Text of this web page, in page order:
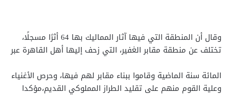
وقال أن المنطقة التي فيها آثار المماليك بها 64 أثرًا مسجلًا،
تختلف عن منطقة مقابر الغفير، التي زحف إليها أهل القاهرة عبر
المائة سنة الماضية وقاموا ببناء مقابر لهم فيها، وحرص الأغنياء
وعلية القوم منهم على تقليد الطراز المملوكي القديم،مؤكدا